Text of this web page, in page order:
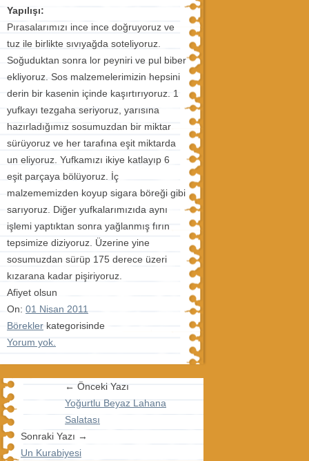
Yapılışı:
Pırasalarımızı ince ince doğruyoruz ve
tuz ile birlikte sıvıyağda soteliyoruz.
Soğuduktan sonra lor peyniri ve pul biber
ekliyoruz. Sos malzemelerimizin hepsini
derin bir kasenin içinde kaşırtırıyoruz. 1
yufkayı tezgaha seriyoruz, yarısına
hazırladığımız sosumuzdan bir miktar
sürüyoruz ve her tarafına eşit miktarda
un eliyoruz. Yufkamızı ikiye katlayıp 6
eşit parçaya bölüyoruz. İç
malzememizden koyup sigara böreği gibi
sarıyoruz. Diğer yufkalarımızıda aynı
işlemi yaptıktan sonra yağlanmış fırın
tepsimize diziyoruz. Üzerine yine
sosumuzdan sürüp 175 derece üzeri
kızarana kadar pişiriyoruz.
Afiyet olsun
On: 01 Nisan 2011
Börekler kategorisinde
Yorum yok.
← Önceki Yazı
Yoğurtlu Beyaz Lahana
Salatası
Sonraki Yazı →
Un Kurabiyesi